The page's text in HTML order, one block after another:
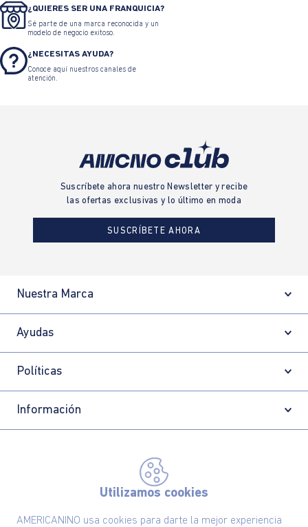
Utilizamos cookies
AMERICANINO usa cookies para darte la mejor experiencia
¿QUIERES SER UNA FRANQUICIA?
Sé parte de una marca reconocida y un
modelo de negocio exitoso.
¿NECESITAS AYUDA?
Conoce aquí nuestros canales de
atención.
Suscríbete ahora nuestro Newsletter y recibe
las ofertas exclusivas y lo último en moda
SUSCRÍBETE AHORA
Nuestra Marca
Ayudas
Políticas
Información